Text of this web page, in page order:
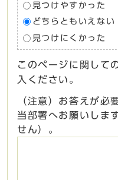
見つけやすかった
どちらともいえない
見つけにくかった
このページに関して
入ください。
（注意）お答えが必
当部署へお願いしま
せん）。